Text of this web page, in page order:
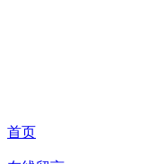
首页